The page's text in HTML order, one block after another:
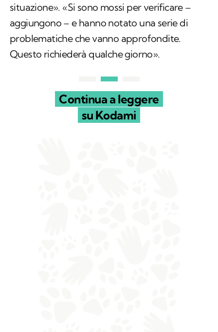
situazione». «Si sono mossi per verificare –
aggiungono – e hanno notato una serie di
problematiche che vanno approfondite.
Questo richiederà qualche giorno».
Continua a leggere
su Kodami